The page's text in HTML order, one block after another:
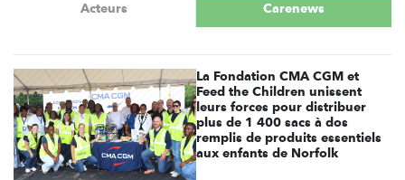
Acteurs Carenews
La Fondation CMA CGM et
Feed the Children unissent
leurs forces pour distribuer
plus de 1 400 sacs à dos
remplis de produits essentiels
aux enfants de Norfolk